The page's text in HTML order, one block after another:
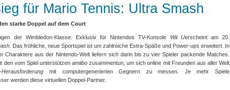
für Mario Tennis: Ultra Smash
starke Doppel auf dem Court
der Wimbledon-Klasse: Exklusiv für Nintendos TV-Konsole Wii Uerscheint am 20.
Das fröhliche, neue Sportspiel ist um zahlreiche Extra-Späße und Power-ups erweitert. In
Charaktere aus der Nintendo-Welt liefern sich darin bis zu vier Spieler packende Matches.
den vom Spiel unterstützen amiibo zusammentun, um sich online mit Freunden aus aller Welt
Herausforderung
mit computergenerierten Gegnern zu messen. Je mehr Spiele
werden diese virtuellen Doppel-Partner.